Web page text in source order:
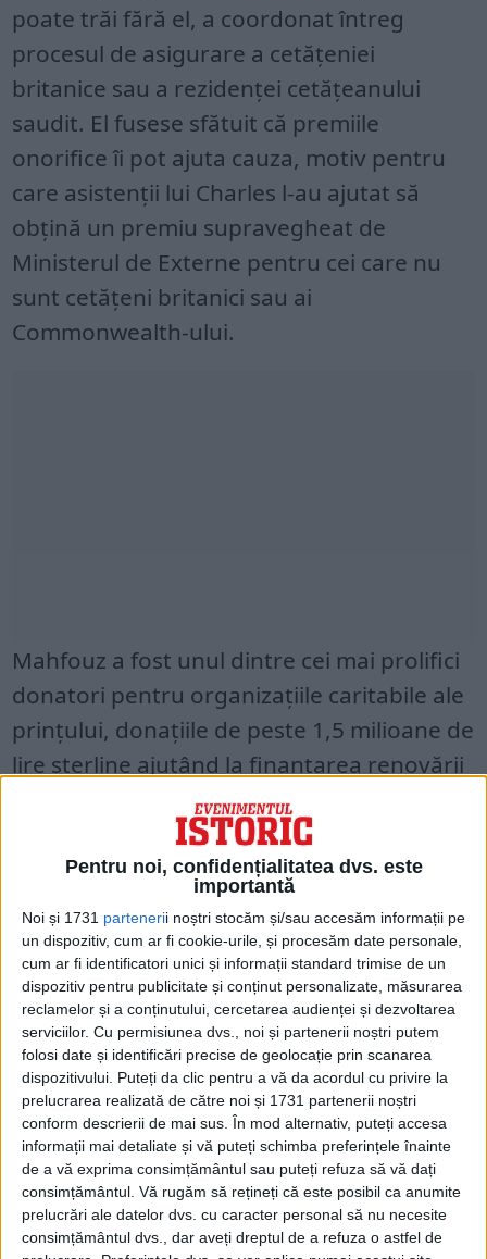
Pentru noi, confidențialitatea dvs. este
importantă
Noi și 1731 partenerii noștri stocăm și/sau accesăm informații pe
un dispozitiv, cum ar fi cookie-urile, și procesăm date personale,
cum ar fi identificatori unici și informații standard trimise de un
dispozitiv pentru publicitate și conținut personalizate, măsurarea
reclamelor și a conținutului, cercetarea audienței și dezvoltarea
serviciilor. Cu permisiunea dvs., noi și partenerii noștri putem
folosi date și identificări precise de geolocație prin scanarea
dispozitivului. Puteți da clic pentru a vă da acordul cu privire la
prelucrarea realizată de către noi și 1731 partenerii noștri
conform descrierii de mai sus. În mod alternativ, puteți accesa
informații mai detaliate și vă puteți schimba preferințele înainte
de a vă exprima consimțământul sau puteți refuza să vă dați
consimțământul. Vă rugăm să rețineți că este posibil ca anumite
prelucrări ale datelor dvs. cu caracter personal să nu necesite
consimțământul dvs., dar aveți dreptul de a refuza o astfel de
poate trăi fără el, a coordonat întreg
procesul de asigurare a cetățeniei
britanice sau a rezidenței cetățeanului
saudit. El fusese sfătuit că premiile
onorifice îi pot ajuta cauza, motiv pentru
care asistenții lui Charles l-au ajutat să
obțină un premiu supravegheat de
Ministerul de Externe pentru cei care nu
sunt cetățeni britanici sau ai
Commonwealth-ului.
Mahfouz a fost unul dintre cei mai prolifici
donatori pentru organizațiile caritabile ale
prințului, donațiile de peste 1,5 milioane de
lire sterline ajutând la finanțarea renovării
locuințelor folosite de Charles și a altor
organizații caritabile.
În corespondența care s-a aflat, aceștia
erau expliciți cu privire la natura
tranzacțională a aranjamentului: în
schimbul acordării unor sume mari de bani
organizațiilor caritabile ale lui Charles,
echipa sa avea să-i asigure cetățenia sau
rezidența.
Potrivit unor copii ale scrisorilor, în
octombrie 2014, a fost scris: „Am o mare
plăcere să susțin nominalizarea lui